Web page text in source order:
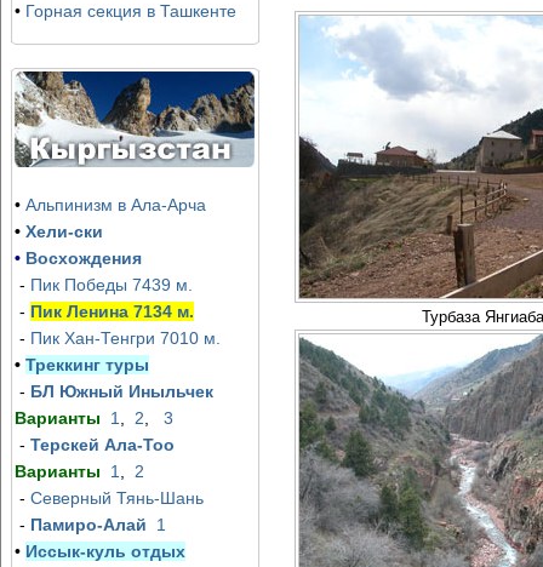
• Горная секция в Ташкенте
• Альпинизм в Ала-Арча
• Хели-ски
• Восхождения
- Пик Победы 7439 м.
- Пик Ленина 7134 м.
- Пик Хан-Тенгри 7010 м.
• Треккинг туры
- БЛ Южный Иныльчек
Варианты
1 2
3
- Терскей Ала-Тоо
Варианты
1
2
- Северный Тянь-Шань
- Памиро-Алай
1
• Иссык-куль отдых
Турбаза